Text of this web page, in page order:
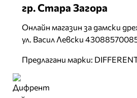
гр. Стара Загора
Онлайн магазин за дамски
ул. Васил Левски
Предлагани марки: